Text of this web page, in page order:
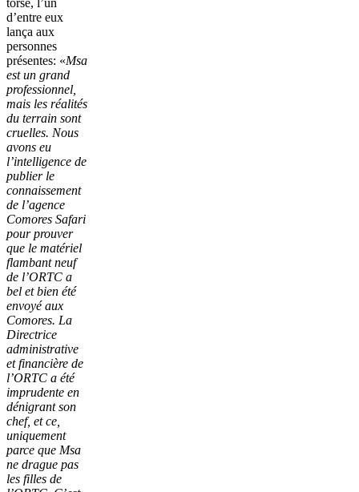
d’entre eux
lança aux
personnes
présentes: «Msa
est un grand
professionnel,
mais les réalités
du terrain sont
cruelles. Nous
avons eu
l’intelligence de
publier le
connaissement
de l’agence
Comores Safari
pour prouver
que le matériel
flambant neuf
de l’ORTC a
bel et bien été
envoyé aux
Comores. La
Directrice
administrative
et financière de
l’ORTC a été
imprudente en
dénigrant son
chef, et ce,
uniquement
parce que Msa
ne drague pas
les filles de